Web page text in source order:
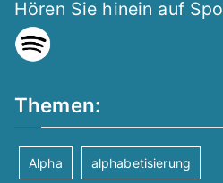
Hören Sie hinein auf
Themen:
Alpha alphabetisierung